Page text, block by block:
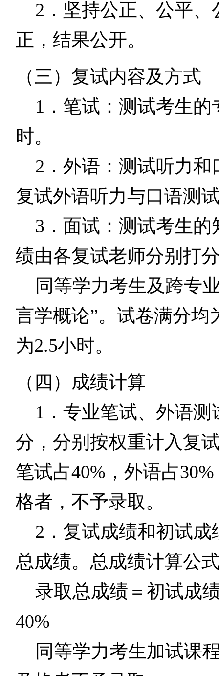
2．坚持公正、公平、
正，结果公开。
（三）复试内容及方式
1．笔试：测试考生的
时。
2．外语：测试听力和
复试外语听力与口语测
3．面试：测试考生的
绩由各复试老师分别打
同等学力考生及跨专
言学概论”。试卷满分均
为2.5小时。
（四）成绩计算
1．专业笔试、外语测
分，分别按权重计入复
笔试占40%，外语占
格者，不予录取。
2．复试成绩和初试成
总成绩。总成绩计算公
录取总成绩＝初试成
40%
同等学力考生加试课